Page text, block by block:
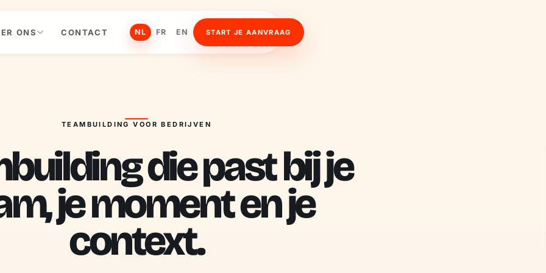
ONS CONTACT NL FR EN START JE AANVRAAG
TEAMBUILDING VOOR BEDRIJVEN
die past bij je
je moment en je
context.